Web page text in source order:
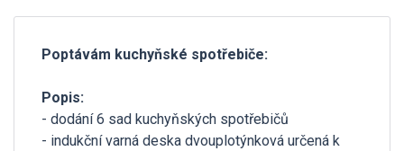
Poptávám kuchyňské spotřebiče:
Popis:
- dodání 6 sad kuchyňských spotřebičů
- indukční varná deska dvouplotýnková určená k